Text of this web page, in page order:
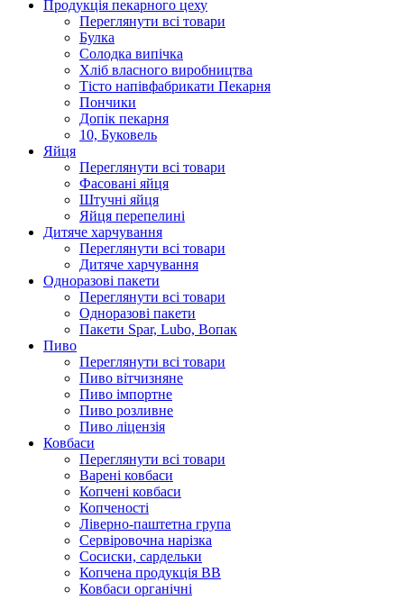
Продукцiя пекарного цеху
Переглянути всі товари
Булка
Солодка випiчка
Хлiб власного виробництва
Тiсто напiвфабрикати Пекарня
Пончики
Допік пекарня
10, Буковель
Яйця
Переглянути всі товари
Фасовані яйця
Штучні яйця
Яйця перепелині
Дитяче харчування
Переглянути всі товари
Дитяче харчування
Одноразові пакети
Переглянути всі товари
Одноразові пакети
Пакети Spar, Lubo, Вопак
Пиво
Переглянути всі товари
Пиво вітчизняне
Пиво імпортне
Пиво розливне
Пиво ліцензія
Ковбаси
Переглянути всі товари
Варені ковбаси
Копчені ковбаси
Копченості
Ліверно-паштетна група
Сервіровочна нарізка
Сосиски, сардельки
Копчена продукція ВВ
Ковбаси органічні